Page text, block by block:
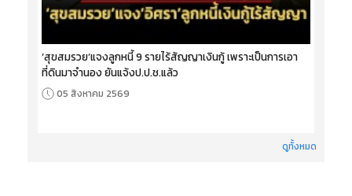
‘สุขสมรวย’แจงลูกหนี้ 9 รายไร้สัญญาเงินกู้ เพราะเป็นการเอา
ที่ดินมาจำนอง ยันแจ้งป.ป.ช.แล้ว
05 สิงหาคม 2569
ดูทั้งหมด